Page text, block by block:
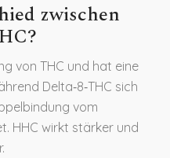
zwischen
von THC und hat eine
Delta‑8‑THC sich
vom
HHC wirkt stärker und